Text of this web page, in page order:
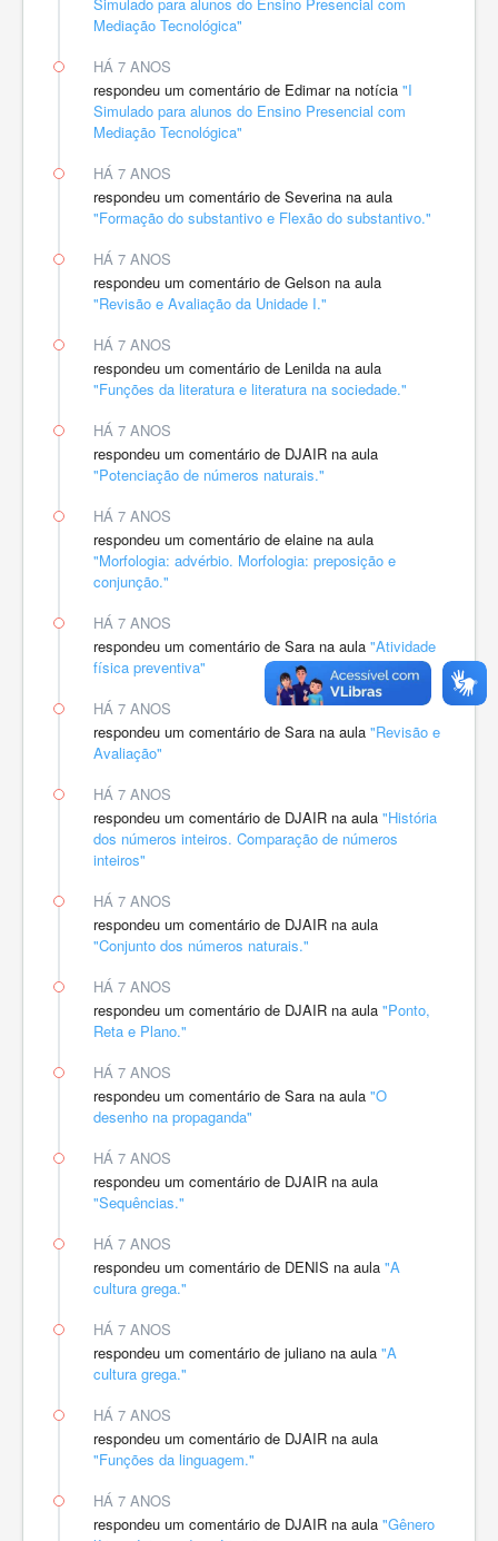
Mediação Tecnológica"
HÁ 7 ANOS
respondeu um comentário de Edimar na notícia "I
Simulado para alunos do Ensino Presencial com
Mediação Tecnológica"
HÁ 7 ANOS
respondeu um comentário de Severina na aula
"Formação do substantivo e Flexão do substantivo."
HÁ 7 ANOS
respondeu um comentário de Gelson na aula
"Revisão e Avaliação da Unidade I."
HÁ 7 ANOS
respondeu um comentário de Lenilda na aula
"Funções da literatura e literatura na sociedade."
HÁ 7 ANOS
respondeu um comentário de DJAIR na aula
"Potenciação de números naturais."
HÁ 7 ANOS
respondeu um comentário de elaine na aula
"Morfologia: advérbio. Morfologia: preposição e
conjunção."
HÁ 7 ANOS
respondeu um comentário de Sara na aula "Atividade
física preventiva"
HÁ 7 ANOS
respondeu um comentário de Sara na aula "Revisão e
Avaliação"
HÁ 7 ANOS
respondeu um comentário de DJAIR na aula "História
dos números inteiros. Comparação de números
inteiros"
HÁ 7 ANOS
respondeu um comentário de DJAIR na aula
"Conjunto dos números naturais."
HÁ 7 ANOS
respondeu um comentário de DJAIR na aula "Ponto,
Reta e Plano."
HÁ 7 ANOS
respondeu um comentário de Sara na aula "O
desenho na propaganda"
HÁ 7 ANOS
respondeu um comentário de DJAIR na aula
"Sequências."
HÁ 7 ANOS
respondeu um comentário de DENIS na aula "A
cultura grega."
HÁ 7 ANOS
respondeu um comentário de juliano na aula "A
cultura grega."
HÁ 7 ANOS
respondeu um comentário de DJAIR na aula
"Funções da linguagem."
HÁ 7 ANOS
respondeu um comentário de DJAIR na aula "Gênero